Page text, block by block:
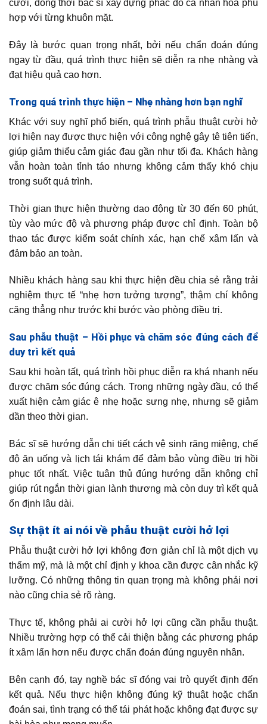
cười, đồng thời bác sĩ xây dựng phác đồ cá nhân hóa phù
hợp với từng khuôn mặt.
Đây là bước quan trọng nhất, bởi nếu chẩn đoán đúng
ngay từ đầu, quá trình thực hiện sẽ diễn ra nhẹ nhàng và
đạt hiệu quả cao hơn.
Trong quá trình thực hiện – Nhẹ nhàng hơn bạn nghĩ
Khác với suy nghĩ phổ biến, quá trình phẫu thuật cười hở
lợi hiện nay được thực hiện với công nghệ gây tê tiên tiến,
giúp giảm thiểu cảm giác đau gần như tối đa. Khách hàng
vẫn hoàn toàn tỉnh táo nhưng không cảm thấy khó chịu
trong suốt quá trình.
Thời gian thực hiện thường dao động từ 30 đến 60 phút,
tùy vào mức độ và phương pháp được chỉ định. Toàn bộ
thao tác được kiểm soát chính xác, hạn chế xâm lấn và
đảm bảo an toàn.
Nhiều khách hàng sau khi thực hiện đều chia sẻ rằng trải
nghiệm thực tế “nhẹ hơn tưởng tượng”, thậm chí không
căng thẳng như trước khi bước vào phòng điều trị.
Sau phẫu thuật – Hồi phục và chăm sóc đúng cách để
duy trì kết quả
Sau khi hoàn tất, quá trình hồi phục diễn ra khá nhanh nếu
được chăm sóc đúng cách. Trong những ngày đầu, có thể
xuất hiện cảm giác ê nhẹ hoặc sưng nhẹ, nhưng sẽ giảm
dần theo thời gian.
Bác sĩ sẽ hướng dẫn chi tiết cách vệ sinh răng miệng, chế
độ ăn uống và lịch tái khám để đảm bảo vùng điều trị hồi
phục tốt nhất. Việc tuân thủ đúng hướng dẫn không chỉ
giúp rút ngắn thời gian lành thương mà còn duy trì kết quả
ổn định lâu dài.
Sự thật ít ai nói về phẫu thuật cười hở lợi
Phẫu thuật cười hở lợi không đơn giản chỉ là một dịch vụ
thẩm mỹ, mà là một chỉ định y khoa cần được cân nhắc kỹ
lưỡng. Có những thông tin quan trọng mà không phải nơi
nào cũng chia sẻ rõ ràng.
Thực tế, không phải ai cười hở lợi cũng cần phẫu thuật.
Nhiều trường hợp có thể cải thiện bằng các phương pháp
ít xâm lấn hơn nếu được chẩn đoán đúng nguyên nhân.
Bên cạnh đó, tay nghề bác sĩ đóng vai trò quyết định đến
kết quả. Nếu thực hiện không đúng kỹ thuật hoặc chẩn
đoán sai, tình trạng có thể tái phát hoặc không đạt được sự